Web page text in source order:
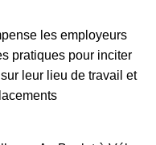
les employeurs
pratiques pour inciter
leur lieu de travail et